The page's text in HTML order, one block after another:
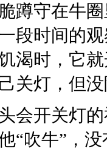
蹲守在牛
段时间的
渴时，它
关灯，但
开关灯的
“吹牛”，